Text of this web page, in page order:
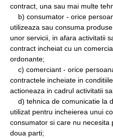
contract, una sau mai multe
b) consumator - orice
utilizeaza sau consuma
unor servicii, in afara activitatii
contract incheiat cu un
ordonante;
c) comerciant - orice
contractele incheiate in
actioneaza in cadrul activitatii
d) tehnica de comunicatie la
utilizat pentru incheierea unui
consumator si care nu necesita
doua parti;